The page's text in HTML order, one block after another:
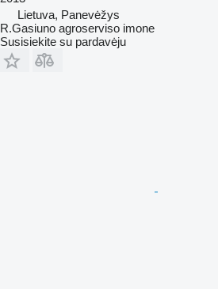
Lietuva, Panevėžys
R.Gasiuno agroserviso imone
Susisiekite su pardavėju